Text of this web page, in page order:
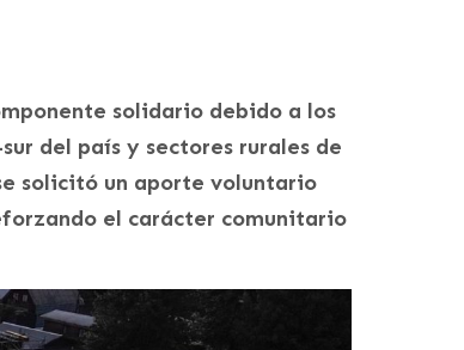
solidario debido a los
del país y sectores rurales de
solicitó un aporte voluntario
el carácter comunitario